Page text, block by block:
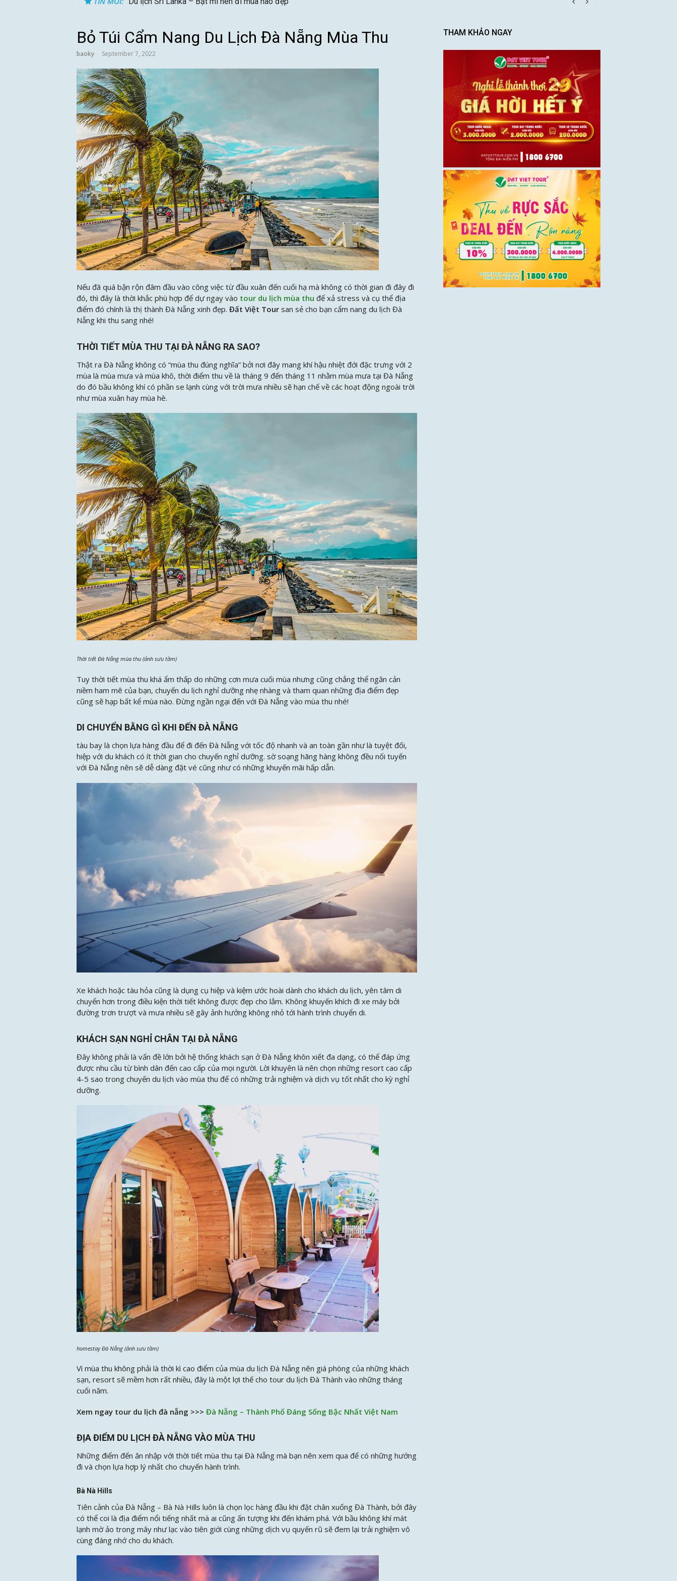
Bỏ Túi Cẩm Nang Du Lịch Đà Nẵng Mùa Thu
baoky September 7, 2022
Nếu đã quá bận rộn đâm đầu vào công việc từ đầu xuân đến cuối hạ mà không có thời gian đi đây đi
đó, thì đây là thời khắc phù hợp để dự ngay vào tour du lịch mùa thu để xả stress và cụ thể địa
điểm đó chính là thị thành Đà Nẵng xinh đẹp. Đất Việt Tour san sẻ cho bạn cẩm nang du lịch Đà
Nẵng khi thu sang nhé!
THỜI TIẾT MÙA THU TẠI ĐÀ NẴNG RA SAO?
Thật ra Đà Nẵng không có “mùa thu đúng nghĩa” bởi nơi đây mang khí hậu nhiệt đới đặc trưng với 2
mùa là mùa mưa và mùa khô, thời điểm thu về là tháng 9 đến tháng 11 nhằm mùa mưa tại Đà Nẵng
do đó bầu không khí có phần se lạnh cùng với trời mưa nhiều sẽ hạn chế về các hoạt động ngoài trời
như mùa xuân hay mùa hè.
Thời tiết Đà Nẵng mùa thu (ảnh sưu tầm)
Tuy thời tiết mùa thu khá ẩm thấp do những cơn mưa cuối mùa nhưng cũng chẳng thể ngăn cản
niềm ham mê của bạn, chuyến du lịch nghỉ dưỡng nhẹ nhàng và tham quan những địa điểm đẹp
cũng sẽ hạp bất kể mùa nào. Đừng ngần ngại đến với Đà Nẵng vào mùa thu nhé!
DI CHUYỂN BẰNG GÌ KHI ĐẾN ĐÀ NẴNG
tàu bay là chọn lựa hàng đầu để đi đến Đà Nẵng với tốc độ nhanh và an toàn gần như là tuyệt đối,
hiệp với du khách có ít thời gian cho chuyến nghỉ dưỡng. sờ soạng hãng hàng không đều nối tuyến
với Đà Nẵng nên sẽ dễ dàng đặt vé cũng như có những khuyến mãi hấp dẫn.
Xe khách hoặc tàu hỏa cũng là dụng cụ hiệp và kiệm ước hoài dành cho khách du lịch, yên tâm di
chuyển hơn trong điều kiện thời tiết không được đẹp cho lắm. Không khuyến khích đi xe máy bởi
đường trơn trượt và mưa nhiều sẽ gây ảnh hưởng không nhỏ tới hành trình chuyển di.
KHÁCH SẠN NGHỈ CHÂN TẠI ĐÀ NẴNG
Đây không phải là vấn đề lớn bởi hệ thống khách sạn ở Đà Nẵng khôn xiết đa dạng, có thể đáp ứng
được nhu cầu từ bình dân đến cao cấp của mọi người. Lời khuyên là nên chọn những resort cao cấp
4-5 sao trong chuyến du lịch vào mùa thu để có những trải nghiệm và dịch vụ tốt nhất cho kỳ nghỉ
dưỡng.
homestay Đà Nẵng (ảnh sưu tầm)
Vì mùa thu không phải là thời kì cao điểm của mùa du lịch Đà Nẵng nên giá phòng của những khách
sạn, resort sẽ mềm hơn rất nhiều, đây là một lợi thế cho tour du lịch Đà Thành vào những tháng
cuối năm.
Xem ngay tour du lịch đà nẵng >>> Đà Nẵng – Thành Phố Đáng Sống Bậc Nhất Việt Nam
ĐỊA ĐIỂM DU LỊCH ĐÀ NẴNG VÀO MÙA THU
Những điểm đến ăn nhập với thời tiết mùa thu tại Đà Nẵng mà bạn nên xem qua để có những hướng
đi và chọn lựa hợp lý nhất cho chuyến hành trình.
Bà Nà Hills
Tiên cảnh của Đà Nẵng – Bà Nà Hills luôn là chọn lọc hàng đầu khi đặt chân xuống Đà Thành, bởi đây
có thể coi là địa điểm nổi tiếng nhất mà ai cũng ấn tượng khi đến khám phá. Với bầu không khí mát
lạnh mờ ảo trong mây như lạc vào tiên giới cùng những dịch vụ quyến rũ sẽ đem lại trải nghiệm vô
cùng đáng nhớ cho du khách.
THAM KHẢO NGAY